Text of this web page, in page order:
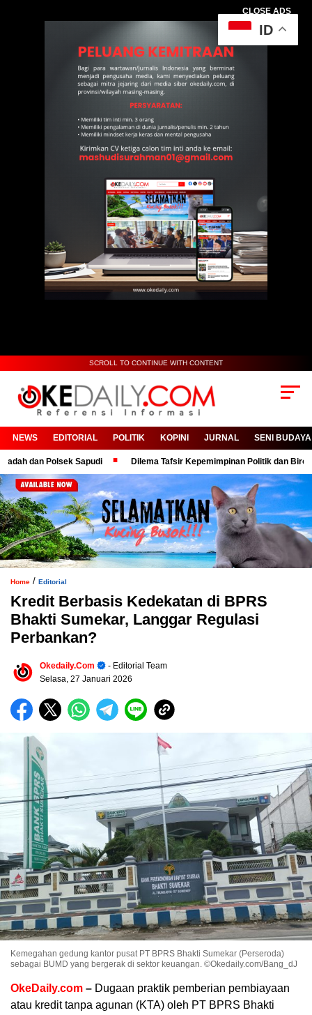
CLOSE ADS
SCROLL TO CONTINUE WITH CONTENT
NEWS EDITORIAL POLITIK KOPINI JURNAL SENI BUDAYA
Polsek Sapudi Dilema Tafsir Kepemimpinan Politik dan Birokrasi
Home / Editorial
Kredit Berbasis Kedekatan di BPRS
Bhakti Sumekar, Langgar Regulasi
Perbankan?
Okedaily.com
- Editorial Team
Selasa, 27 Januari 2026
Kemegahan gedung kantor pusat PT BPRS Bhakti Sumekar (Perseroda)
sebagai BUMD yang bergerak di sektor keuangan. ©Okedaily.com/Bang_dJ
OkeDaily.com – Dugaan praktik pemberian pembiayaan
atau kredit tanpa agunan (KTA) oleh PT BPRS Bhakti
ID